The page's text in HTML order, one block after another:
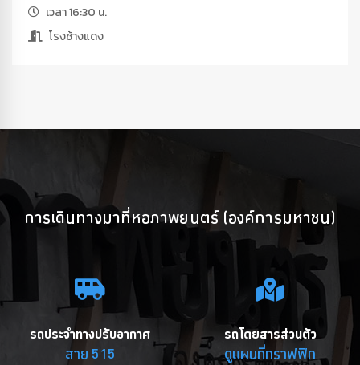
เวลา 16:30 น.
โรงช้างแดง
การเดินทางมาที่หอภาพยนตร์ (องค์การมหาชน)
รถประจำทางปรับอากาศ
สาย 515
รถโดยสารส่วนตัว
ดูแผนที่กราฟฟิก